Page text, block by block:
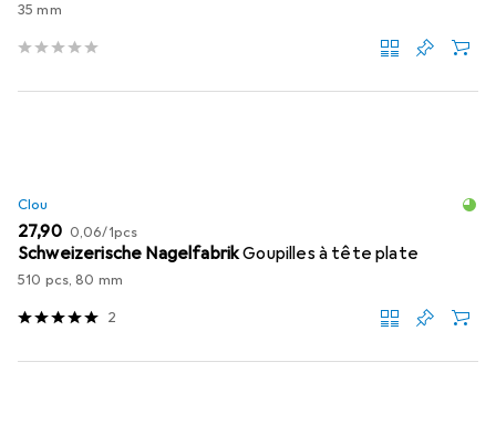
35 mm
Clou
EUR
27,90 EUR
0,06/1pcs
Schweizerische NagelfabrikGoupilles à tête plate
510 pcs, 80 mm
2